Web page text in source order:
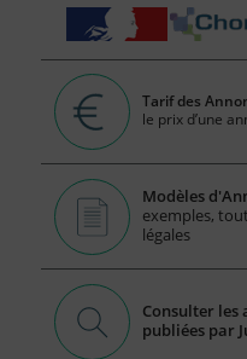
Tarif des
le prix d’une
Modèles
exemples,
légales
Consulter les
publiées par